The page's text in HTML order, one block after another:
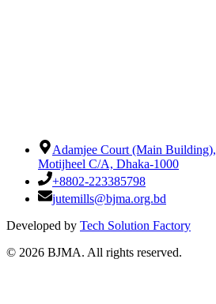
Adamjee Court (Main Building),
Motijheel C/A, Dhaka-1000
+8802-223385798
jutemills@bjma.org.bd
Developed by Tech Solution Factory
© 2026 BJMA. All rights reserved.